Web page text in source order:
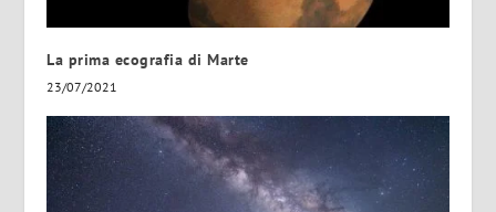
La prima ecografia di Marte
23/07/2021